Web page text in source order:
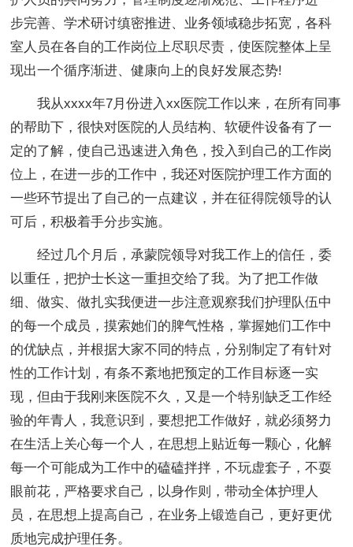
步完善、学术研讨缜密推进、业务领域稳步拓宽，各科
室人员在各自的工作岗位上尽职尽责，使医院整体上呈
现出一个循序渐进、健康向上的良好发展态势!
我从xxxx年7月份进入xx医院工作以来，在所有同事
的帮助下，很快对医院的人员结构、软硬件设备有了一
定的了解，使自己迅速进入角色，投入到自己的工作岗
位上，在进一步的工作中，我还对医院护理工作方面的
一些环节提出了自己的一点建议，并在征得院领导的认
可后，积极着手分步实施。
经过几个月后，承蒙院领导对我工作上的信任，委
以重任，把护士长这一重担交给了我。为了把工作做
细、做实、做扎实我便进一步注意观察我们护理队伍中
的每一个成员，摸索她们的脾气性格，掌握她们工作中
的优缺点，并根据大家不同的特点，分别制定了有针对
性的工作计划，有条不紊地把预定的工作目标逐一实
现，但由于我刚来医院不久，又是一个特别缺乏工作经
验的年青人，我意识到，要想把工作做好，就必须努力
在生活上关心每一个人，在思想上贴近每一颗心，化解
每一个可能成为工作中的磕磕拌拌，不玩虚套子，不耍
眼前花，严格要求自己，以身作则，带动全体护理人
员，在思想上提高自己，在业务上锻造自己，更好更优
质地完成护理任务。